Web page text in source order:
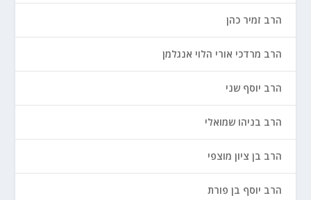
הרב זמיר כהן
הרב מרדכי אורי הלוי אנגלמן
הרב יוסף שני
הרב בניהו שמואלי
הרב בן ציון מוצפי
הרב יוסף בן פורת